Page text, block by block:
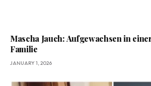
Mascha Jauch: Aufgewachsen in
Familie
JANUARY 1, 2026